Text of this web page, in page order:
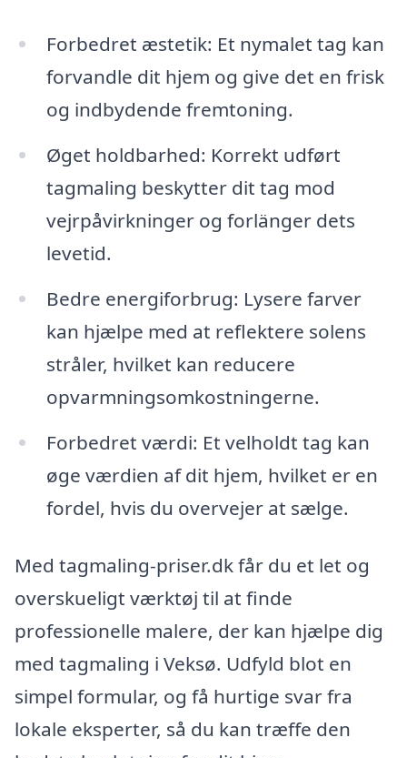
Forbedret æstetik: Et nymalet tag kan
forvandle dit hjem og give det en frisk
og indbydende fremtoning.
Øget holdbarhed: Korrekt udført
tagmaling beskytter dit tag mod
vejrpåvirkninger og forlänger dets
levetid.
Bedre energiforbrug: Lysere farver
kan hjælpe med at reflektere solens
stråler, hvilket kan reducere
opvarmningsomkostningerne.
Forbedret værdi: Et velholdt tag kan
øge værdien af dit hjem, hvilket er en
fordel, hvis du overvejer at sælge.
Med tagmaling-priser.dk får du et let og
overskueligt værktøj til at finde
professionelle malere, der kan hjælpe dig
med tagmaling i Veksø. Udfyld blot en
simpel formular, og få hurtige svar fra
lokale eksperter, så du kan træffe den